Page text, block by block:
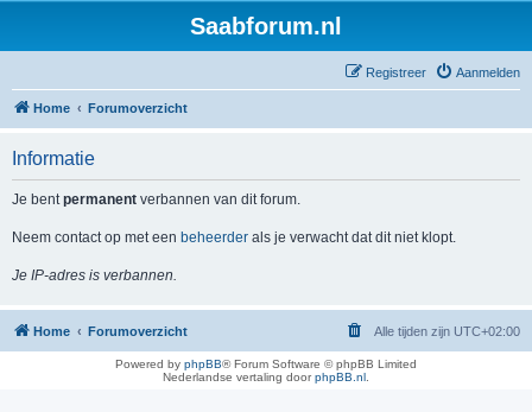
Saabforum.nl
Aanmelden
Registreer
Home Forumoverzicht
Informatie
Je bentpermanent verbannen van dit forum.
Neem contact op met een beheerder als je verwacht dat dit niet klopt.
Je IP-adres is verbannen.
Home Forumoverzicht Alle tijden zijn UTC+02:00
Powered by phpBB® Forum Software © phpBB Limited
Nederlandse vertaling doorphpBB.nl